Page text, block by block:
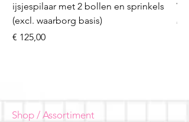
ijsjespilaar met 2 bollen en sprinkels
(excl. waarborg basis)
Prijs
€ 125,00
Prijs
€
Shop / Assortiment